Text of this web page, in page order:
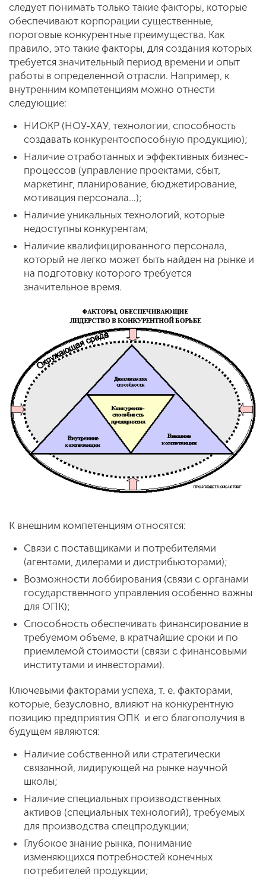
следует понимать только такие факторы, которые
обеспечивают корпорации существенные,
пороговые конкурентные преимущества. Как
правило, это такие факторы, для создания которых
требуется значительный период времени и опыт
работы в определенной отрасли. Например, к
внутренним компетенциям можно отнести
следующие:
НИОКР (НОУ-ХАУ, технологии, способность
создавать конкурентоспособную продукцию);
Наличие отработанных и эффективных бизнес-
процессов (управление проектами, сбыт,
маркетинг, планирование, бюджетирование,
мотивация персонала…);
Наличие уникальных технологий, которые
недоступны конкурентам;
Наличие квалифицированного персонала,
который не легко может быть найден на рынке и
на подготовку которого требуется
значительное время.
К внешним компетенциям относятся:
Связи с поставщиками и потребителями
(агентами, дилерами и дистрибьюторами);
Возможности лоббирования (связи с органами
государственного управления особенно важны
для ОПК);
Способность обеспечивать финансирование в
требуемом объеме, в кратчайшие сроки и по
приемлемой стоимости (связи с финансовыми
институтами и инвесторами).
Ключевыми факторами успеха, т. е. факторами,
которые, безусловно, влияют на конкурентную
позицию предприятия ОПК и его благополучия в
будущем являются:
Наличие собственной или стратегически
связанной, лидирующей на рынке научной
школы;
Наличие специальных производственных
активов (специальных технологий), требуемых
для производства спецпродукции;
Глубокое знание рынка, понимание
изменяющихся потребностей конечных
потребителей продукции;